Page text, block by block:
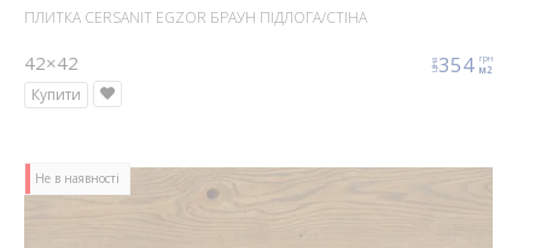
ПЛИТКА CERSANIT EGZOR БРАУН ПІДЛОГА/СТІНА
42×42 ціна354 грн
м2
Купити
Не в наявності